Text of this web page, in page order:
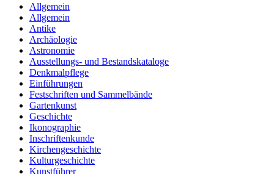
Allgemein
Allgemein
Antike
Archäologie
Astronomie
Ausstellungs- und Bestandskataloge
Denkmalpflege
Einführungen
Festschriften und Sammelbände
Gartenkunst
Geschichte
Ikonographie
Inschriftenkunde
Kirchengeschichte
Kulturgeschichte
Kunstführer